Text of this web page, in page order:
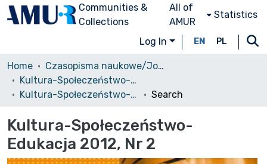
Communities &
Collections
All of
AMUR
Statistics
Log In EN PL
Home
Czasopisma naukowe/Journals
Kultura-Społeczeństwo-Edukacja
Kultura-Społeczeństwo-Edukacja 2012, Nr 2
Search
Kultura-Społeczeństwo-
Edukacja 2012, Nr 2